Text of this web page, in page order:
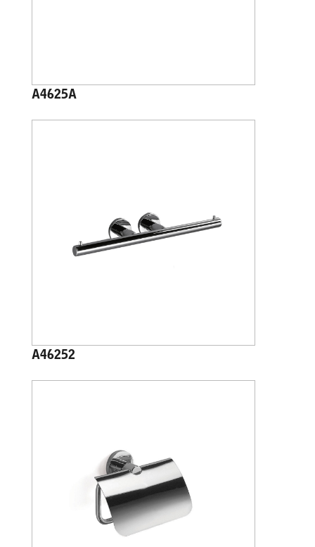
A4625A
A46252